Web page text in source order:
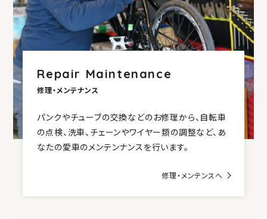
Repair Maintenance
修理・メンテナンス
パンクやチューブの交換などのお修理から、自転車
の点検、洗車、チェーンやワイヤー類の調整など、あ
なたの愛車のメンテンナンスを行います。
修理・メンテンスへ